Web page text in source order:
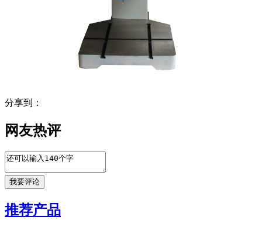
分享到：
网友热评
推荐产品